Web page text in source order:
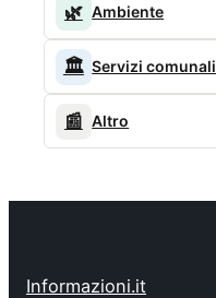
🌿 Ambiente
🏛️ Servizi comunali
📰 Altro
Informazioni.it